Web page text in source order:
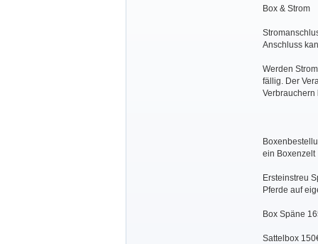
Box & Strom
Anschluss
Werden
fällig. Der
Verbrauchern
ein Boxenzelt
Ersteinstreu
Pferde auf
Box Späne
Sattelbox